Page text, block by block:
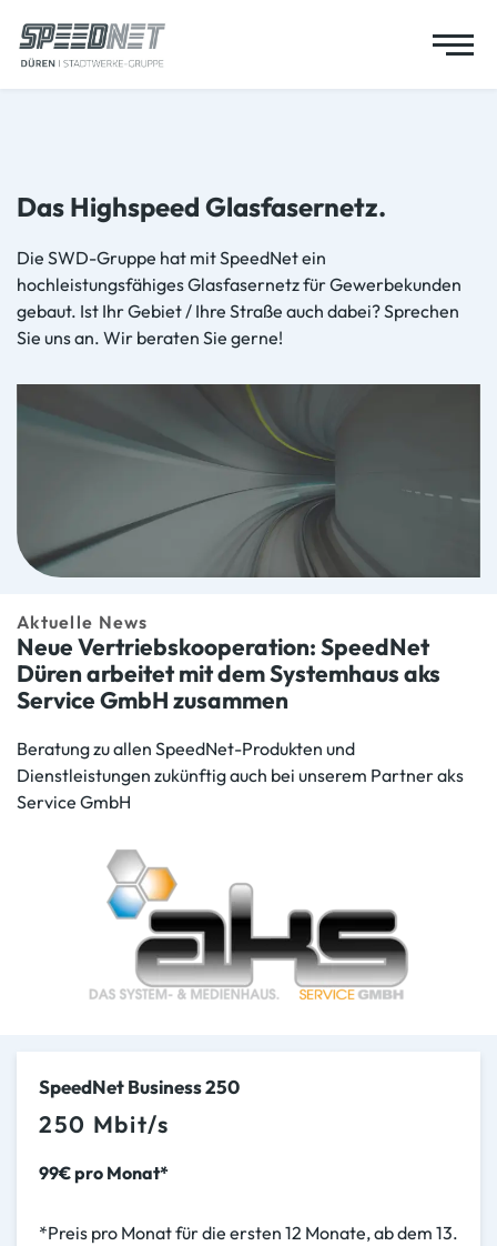
Das Highspeed Glasfasernetz.
Die SWD-Gruppe hat mit SpeedNet ein
hochleistungsfähiges Glasfasernetz für Gewerbekunden
gebaut. Ist Ihr Gebiet / Ihre Straße auch dabei? Sprechen
Sie uns an. Wir beraten Sie gerne!
Neue Vertriebskooperation: SpeedNet
Düren arbeitet mit dem Systemhaus aks
Service GmbH zusammen
Aktuelle News
Beratung zu allen SpeedNet-Produkten und
Dienstleistungen zukünftig auch bei unserem Partner aks
Service GmbH
SpeedNet Business 250
250 Mbit/s
99€ pro Monat*
*Preis pro Monat für die ersten 12 Monate, ab dem 13.